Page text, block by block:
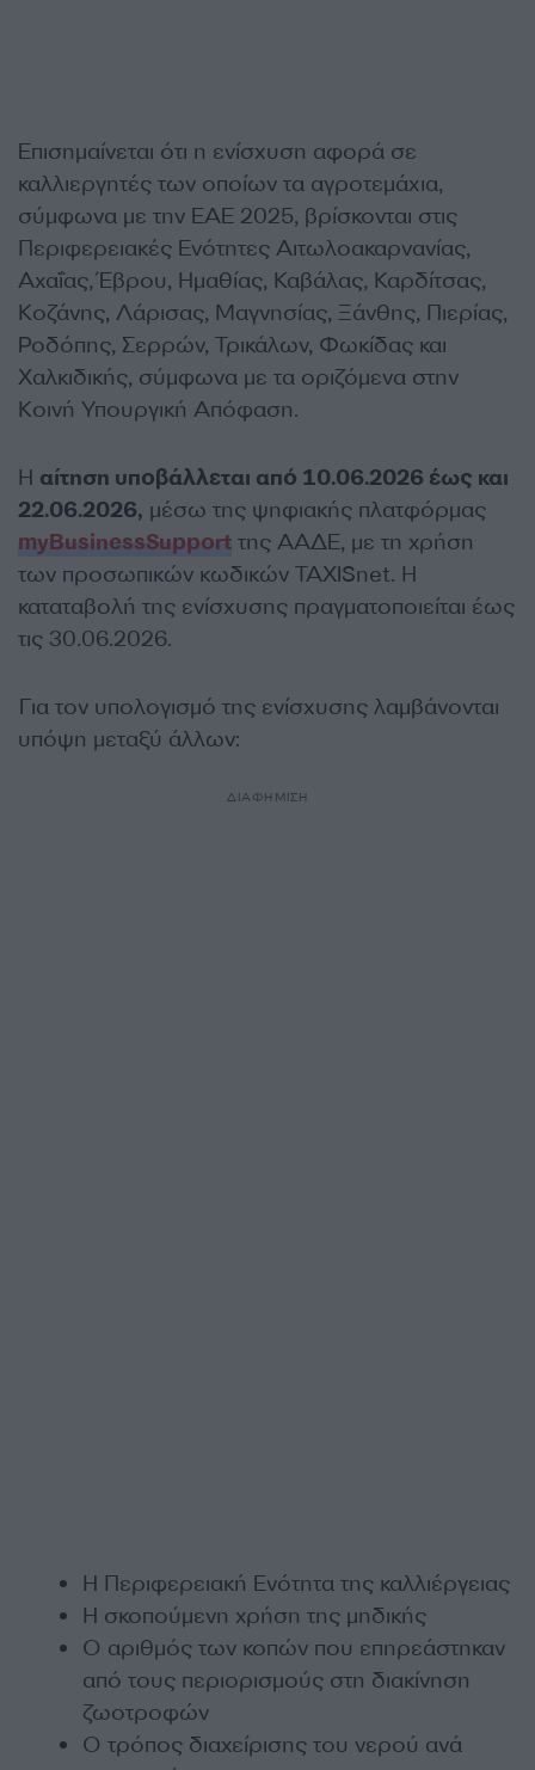
Επισημαίνεται ότι η ενίσχυση αφορά σε
καλλιεργητές των οποίων τα αγροτεμάχια,
σύμφωνα με την ΕΑΕ 2025, βρίσκονται στις
Περιφερειακές Ενότητες Αιτωλοακαρνανίας,
Αχαΐας, Έβρου, Ημαθίας, Καβάλας, Καρδίτσας,
Κοζάνης, Λάρισας, Μαγνησίας, Ξάνθης, Πιερίας,
Ροδόπης, Σερρών, Τρικάλων, Φωκίδας και
Χαλκιδικής, σύμφωνα με τα οριζόμενα στην
Κοινή Υπουργική Απόφαση.
Η αίτηση υποβάλλεται από 10.06.2026 έως και
22.06.2026, μέσω της ψηφιακής πλατφόρμας
myBusinessSupport της ΑΑΔΕ, με τη χρήση
των προσωπικών κωδικών TAXISnet. Η
καταταβολή της ενίσχυσης πραγματοποιείται έως
τις 30.06.2026.
Για τον υπολογισμό της ενίσχυσης λαμβάνονται
υπόψη μεταξύ άλλων:
ΔΙΑΦΗΜΙΣΗ
Η Περιφερειακή Ενότητα της καλλιέργειας
Η σκοπούμενη χρήση της μηδικής
Ο αριθμός των κοπών που επηρεάστηκαν
από τους περιορισμούς στη διακίνηση
ζωοτροφών
Ο τρόπος διαχείρισης του νερού ανά